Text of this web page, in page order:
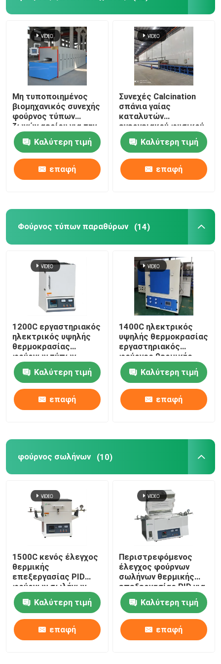
φούρνος ζωνών πλέγματος
Φούρνος τύπων παραθύρων
φούρνος σωλήνων
κλίβανος σαϊτών
κλίβανος σηράγγων
φούρνος κιβωτίων ατμόσφαιρας
Ανυψωτικό Φούρνος
φούρνος καροτσακιών
Περιστροφικός Κλίβανος
Φούρνος μείωσης υδρογόνου
κενός φούρνος
κλίβανος δαπέδων τζακιού κυλίνδρων
κεραμικός κλίβανος
συμπυκνώνοντας φούρνος
Υλικός φούρνος ανόδων και καθόδων
Γεννήτρια αερίου αζώτου
Φούρνοι ξήρανσης
Φούρνος θερμικής επεξεργασίας
Μη τυποποιημένος
βιομηχανικός συνεχής
φούρνος τύπων
ζωνών αερίου για την
κεραμική
Καλύτερη τιμή
επαφή
Συνεχές Calcination
σπάνια γαίας
καταλυτών
ενεργειακού φυσικού
αερίου φούρνων
ζωνών πλέγματος
Καλύτερη τιμή
επαφή
Φούρνος τύπων παραθύρων (14)
1200C εργαστηριακός
ηλεκτρικός υψηλής
θερμοκρασίας
φούρνων τύπων
παραθύρων θερμικής
επεξεργασίας με το
καλώδιο αντίστασης
Καλύτερη τιμή
επαφή
1400C ηλεκτρικός
υψηλής θερμοκρασίας
εργαστηριακός
φούρνος θερμικής
επεξεργασίας με το
καλώδιο αντίστασης
Καλύτερη τιμή
επαφή
φούρνος σωλήνων (10)
1500C κενός έλεγχος
θερμικής
επεξεργασίας PID
φούρνων σωλήνων
Καλύτερη τιμή
επαφή
Περιστρεφόμενος
έλεγχος φούρνων
σωλήνων θερμικής
επεξεργασίας PID για
εργαστηριακές
Calcination και την
ξήρανση
Καλύτερη τιμή
επαφή